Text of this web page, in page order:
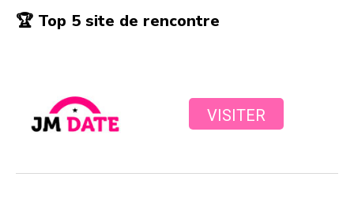
🏆 Top 5 site de rencontre
VISITER